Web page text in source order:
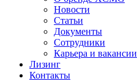
Новости
Статьи
Документы
Сотрудники
Карьера и вакансии
Лизинг
Контакты